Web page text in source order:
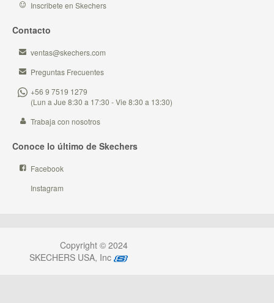
Inscribete en Skechers
Contacto
ventas@skechers.com
Preguntas Frecuentes
+56 9 7519 1279
(Lun a Jue 8:30 a 17:30 - Vie 8:30 a 13:30)
Trabaja con nosotros
Conoce lo último de Skechers
Facebook
Instagram
Copyright © 2024
SKECHERS USA, Inc